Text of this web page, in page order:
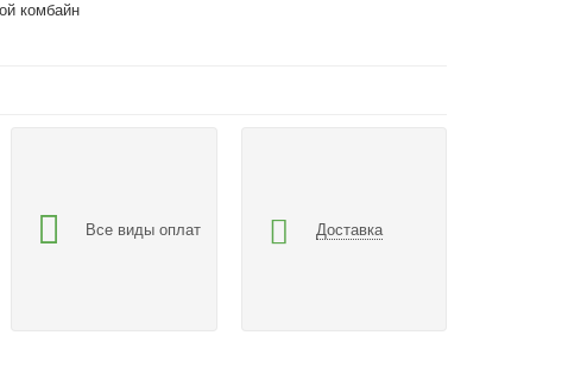
комбайн
Все виды оплат Доставка